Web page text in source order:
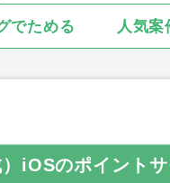
でためる 人気案
iOSのポイント